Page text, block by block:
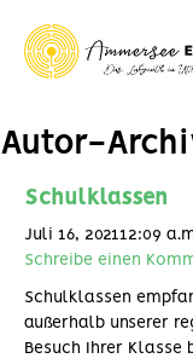
Autor-
Schulklassen
Juli 16, 202112:09
Schreibe einen
Schulklassen
außerhalb unserer
Besuch Ihrer Klasse